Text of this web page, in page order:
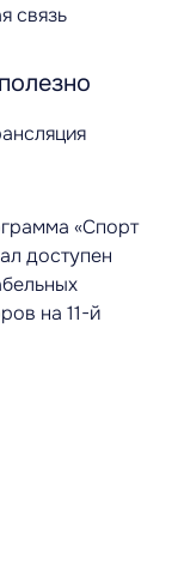
связь
«Спорт
доступен
на 11-й